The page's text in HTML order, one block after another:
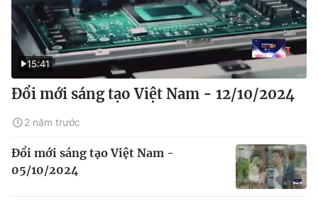
15:41
Đổi mới sáng tạo Việt Nam - 12/10/2024
2 năm trước
Đổi mới sáng tạo Việt Nam -
05/10/2024